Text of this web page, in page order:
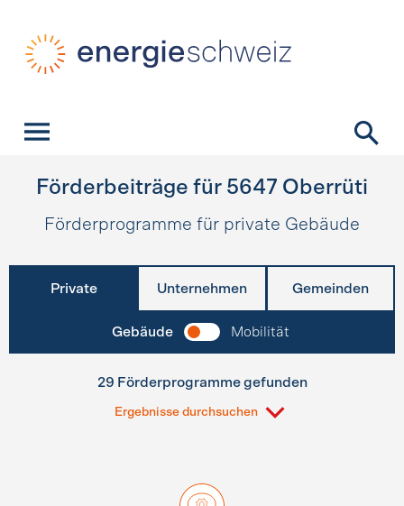
Förderbeiträge für 5647 Oberrüti
Förderprogramme für private Gebäude
Private Unternehmen Gemeinden
Gebäude Mobilität
29 Förderprogramme gefunden
Ergebnisse durchsuchen